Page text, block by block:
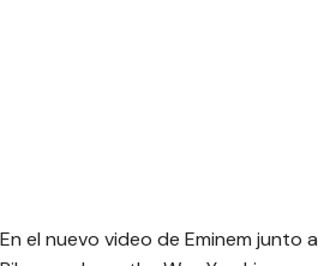
En el nuevo video de Eminem junto a